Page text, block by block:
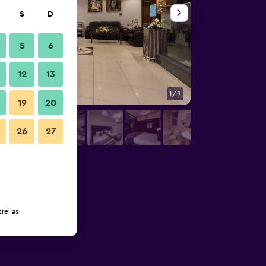
1/9
S D
5 6
12 13
19 20
26 27